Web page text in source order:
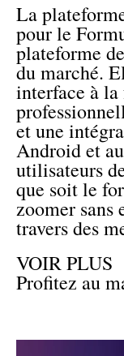
La
pour le
plateforme
du marché.
interface à
et une
Android et
utilisateurs
que soit le
zoomer sans
travers des
VOIR PLUS
Profitez au